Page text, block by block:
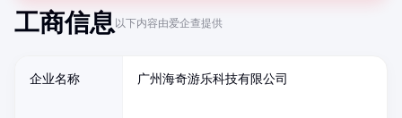
工商信息以下内容由爱企查提供
企业名称 广州海奇游乐科技有限公司